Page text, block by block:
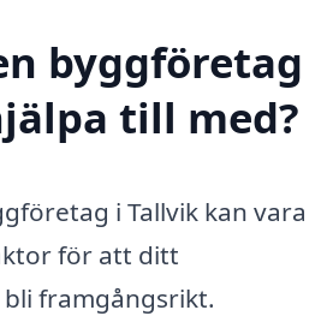
byggföretag
till med?
i Tallvik kan vara
för att ditt
framgångsrikt.